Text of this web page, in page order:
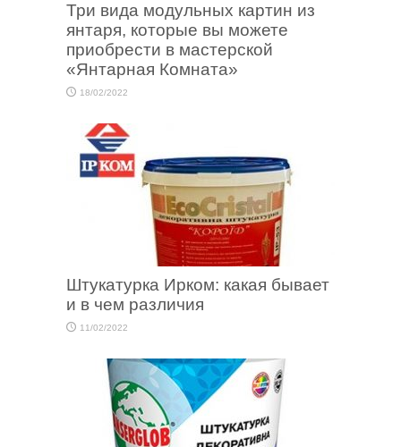
Три вида модульных картин из
янтаря, которые вы можете
приобрести в мастерской
«Янтарная Комната»
18/02/2022
Штукатурка Ирком: какая бывает
и в чем различия
11/02/2022